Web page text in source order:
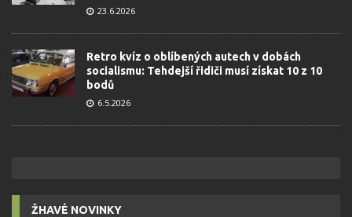
23.6.2026
Retro kvíz o oblíbených autech v dobách
socialismu: Tehdejší řidiči musí získat 10 z 10
bodů
6.5.2026
ŽHAVÉ NOVINKY